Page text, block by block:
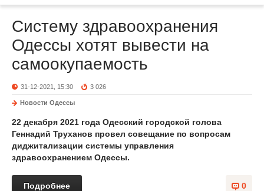
Систему здравоохранения
Одессы хотят вывести на
самоокупаемость
31-12-2021, 15:30 3 026
Новости Одессы
22 декабря 2021 года Одесский городской голова
Геннадий Труханов провел совещание по вопросам
диджитализации системы управления
здравоохранением Одессы.
0
Подробнее